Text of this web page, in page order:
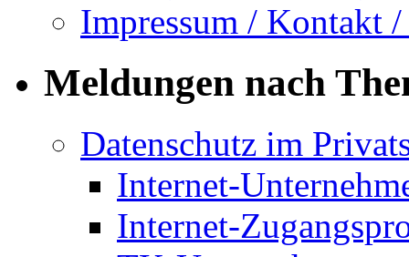
Impressum / Kontakt
Meldungen nach
Datenschutz im
Internet-
Internet-